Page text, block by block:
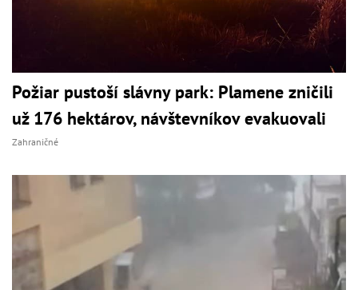
Požiar pustoší slávny park: Plamene zničili
už 176 hektárov, návštevníkov evakuovali
Zahraničné